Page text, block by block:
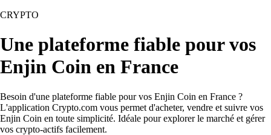
CRYPTO
Une plateforme fiable pour vos
Enjin Coin en France
Besoin d'une plateforme fiable pour vos Enjin Coin en France ?
L'application Crypto.com vous permet d'acheter, vendre et suivre vos
Enjin Coin en toute simplicité. Idéale pour explorer le marché et gérer
vos crypto-actifs facilement.